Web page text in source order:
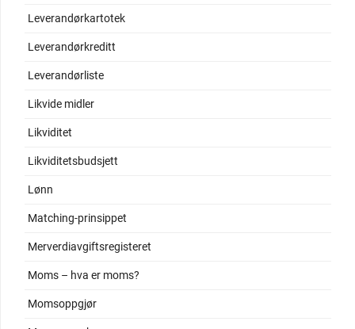
Leverandørkartotek
Leverandørkreditt
Leverandørliste
Likvide midler
Likviditet
Likviditetsbudsjett
Lønn
Matching-prinsippet
Merverdiavgiftsregisteret
Moms – hva er moms?
Momsoppgjør